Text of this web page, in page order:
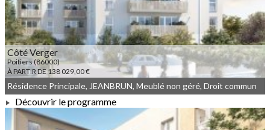
Côté Verger
Poitiers (86000)
À PARTIR DE 138 029,00 €
Résidence Principale, JEANBRUN, Meublé non géré, Droit commun
Découvrir le programme